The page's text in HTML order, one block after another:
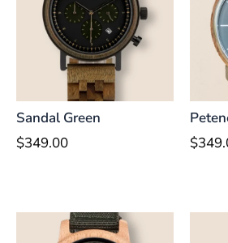
Sandal Green
$349.00
$